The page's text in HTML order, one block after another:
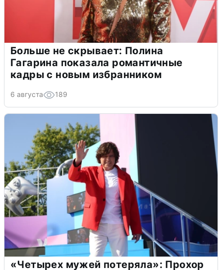
Больше не скрывает: Полина
Гагарина показала романтичные
кадры с новым избранником
6 августа 189
«Четырех мужей потеряла»: Прохор